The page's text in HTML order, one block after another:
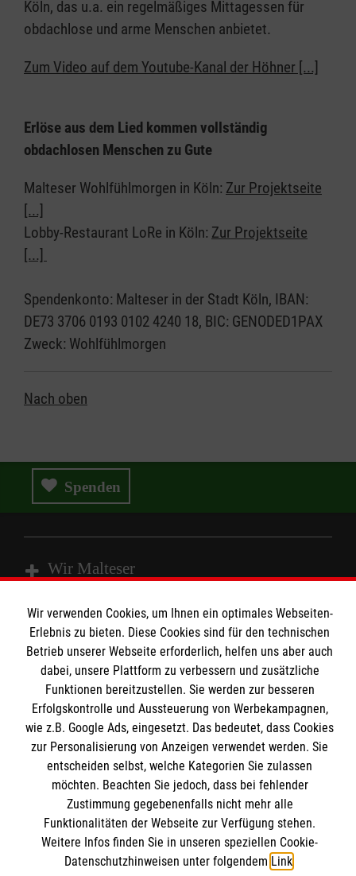
Köln, das u.a. ein regelmäßiges Mittagessen für
obdachlose und arme Menschen anbietet.
Zum Video auf dem Youtube-Kanal der Höhner [...]
Erlöse aus dem Lied kommen vollständig
obdachlosen Menschen zu Gute
Malteser Wohlfühlmorgen in Köln: Zur Projektseite
[...]
Lobby-Restaurant LoRe in Köln: Zur Projektseite
[...]
Spendenkonto: Malteser in der Stadt Köln, IBAN:
DE73 3706 0193 0102 4240 18, BIC: GENODED1PAX
Zweck: Wohlfühlmorgen
Nach oben
Spenden
Wir Malteser
Spenden & Helfen
Angebote & Leistungen
Kursangebote
Mitarbeiten
Stellenangebote
Wir Malteser
Informationen
Kontakt
Presse und Medien
Transparenz
Impressum
Datenschutz
Barrierefreiheit
Malteser online
Malteserorden
Malteser Jugend
Malteser International
Spendenkonto
Wir verwenden Cookies, um Ihnen ein optimales Webseiten-
Erlebnis zu bieten. Diese Cookies sind für den technischen
Betrieb unserer Webseite erforderlich, helfen uns aber auch
dabei, unsere Plattform zu verbessern und zusätzliche
Funktionen bereitzustellen. Sie werden zur besseren
Erfolgskontrolle und Aussteuerung von Werbekampagnen,
wie z.B. Google Ads, eingesetzt. Das bedeutet, dass Cookies
zur Personalisierung von Anzeigen verwendet werden. Sie
entscheiden selbst, welche Kategorien Sie zulassen
möchten. Beachten Sie jedoch, dass bei fehlender
Zustimmung gegebenenfalls nicht mehr alle
Funktionalitäten der Webseite zur Verfügung stehen.
Weitere Infos finden Sie in unseren speziellen Cookie-
Datenschutzhinweisen unter folgendem Link.